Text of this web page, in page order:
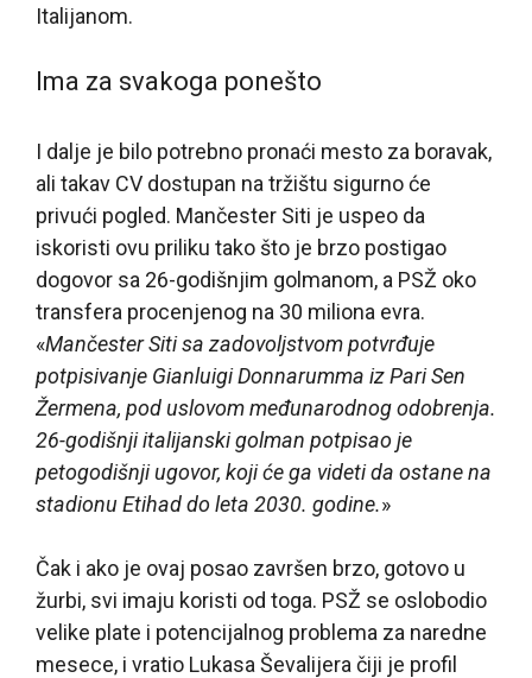
Italijanom.
Ima za svakoga ponešto
I dalje je bilo potrebno pronaći mesto za boravak,
ali takav CV dostupan na tržištu sigurno će
privući pogled. Mančester Siti je uspeo da
iskoristi ovu priliku tako što je brzo postigao
dogovor sa 26-godišnjim golmanom, a PSŽ oko
transfera procenjenog na 30 miliona evra.
«Mančester Siti sa zadovoljstvom potvrđuje
potpisivanje Gianluigi Donnarumma iz Pari Sen
Žermena, pod uslovom međunarodnog odobrenja.
26-godišnji italijanski golman potpisao je
petogodišnji ugovor, koji će ga videti da ostane na
stadionu Etihad do leta 2030. godine.»
Čak i ako je ovaj posao završen brzo, gotovo u
žurbi, svi imaju koristi od toga. PSŽ se oslobodio
velike plate i potencijalnog problema za naredne
mesece, i vratio Lukasa Ševalijera čiji je profil